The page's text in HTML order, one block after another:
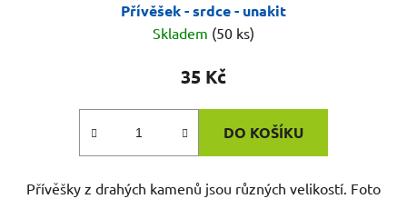
Přívěšek - srdce - unakit
Skladem (50 ks)
35 Kč
DO KOŠÍKU
Přívěšky z drahých kamenů jsou různých velikostí. Foto